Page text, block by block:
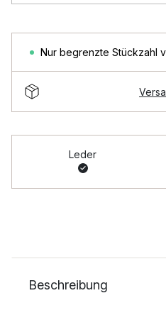
Nur begrenzte Stückzahl
Leder
Beschreibung